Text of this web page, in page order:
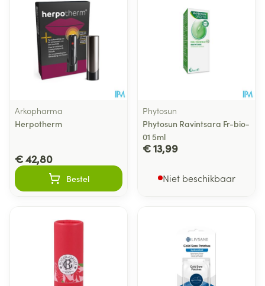
Arkopharma
Herpotherm
€ 42,80
Bestel
Phytosun
Phytosun Ravintsara Fr-bio-
01 5ml
€ 13,99
Niet beschikbaar